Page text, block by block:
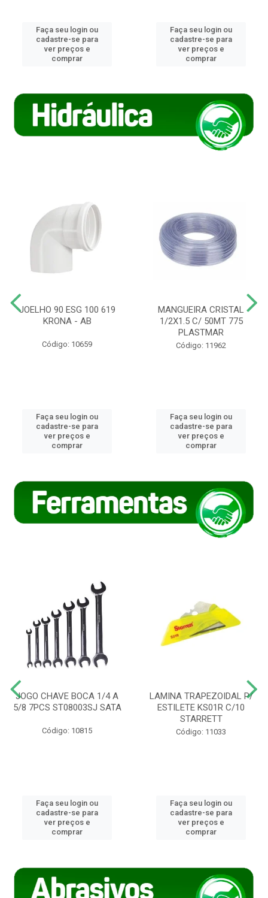
Faça seu login ou
cadastre-se para
ver preços e
comprar
Faça seu login ou
cadastre-se para
ver preços e
comprar
JOELHO 90 ESG 100 619
KRONA - AB
Código: 10659
Faça seu login ou
cadastre-se para
ver preços e
comprar
MANGUEIRA CRISTAL
1/2X1.5 C/ 50MT 775
PLASTMAR
Código: 11962
Faça seu login ou
cadastre-se para
ver preços e
comprar
JOGO CHAVE BOCA 1/4 A
5/8 7PCS ST08003SJ SATA
Código: 10815
Faça seu login ou
cadastre-se para
ver preços e
comprar
LAMINA TRAPEZOIDAL P/
ESTILETE KS01R C/10
STARRETT
Código: 11033
Faça seu login ou
cadastre-se para
ver preços e
comprar